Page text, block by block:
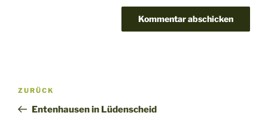
Beitragsnavigation
Vorheriger
Beitrag
ZURÜCK
Entenhausen in Lüdenscheid